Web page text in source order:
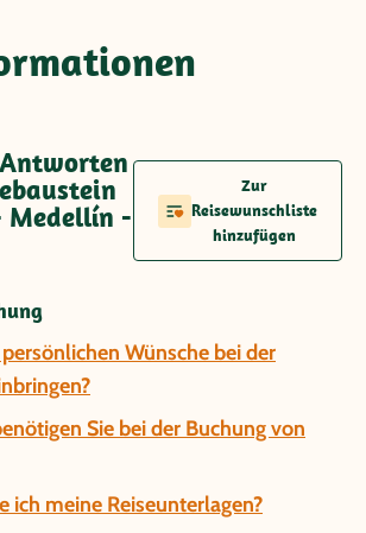
Medellín -
Zur
Reisewunschliste
hinzufügen
Wünsche bei der
Sie bei der Buchung von
ich meine Reiseunterlagen?